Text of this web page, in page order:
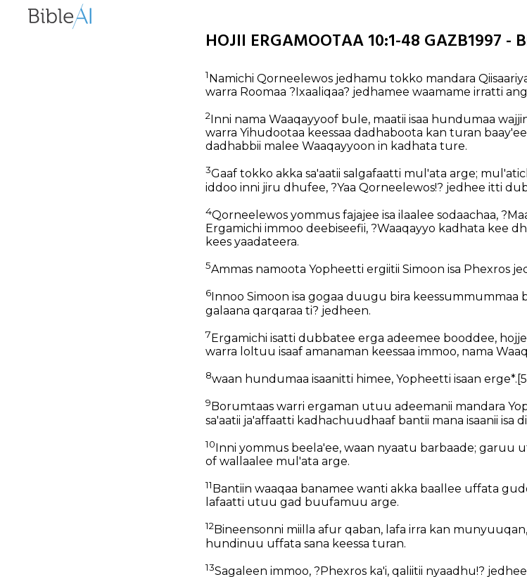
HOJII ERGAMOOTAA 10:1-48 GAZB1997 -
1Namichi Qorneelewos jedhamu tokko mandara
warra Roomaa ?Ixaaliqaa? jedhamee waamame irratti
2 Inni nama Waaqayyoof bule, maatii isaa hundumaa
warra Yihudootaa keessaa dadhaboota kan turan
dadhabbii malee Waaqayyoon in kadhata ture.
3Gaaf tokko akka sa'aatii salgafaatti mul'ata arge;
iddoo inni jiru dhufee, ?Yaa Qorneelewos!? jedhee itti
4Qorneelewos yommus fajajee isa ilaalee sodaachaa,
Ergamichi immoo deebiseefii, ?Waaqayyo kadhata kee
kees yaadateera.
5Ammas namoota Yopheetti ergiitii Simoon isa Phexros
6 Innoo Simoon isa gogaa duugu bira keessummummaa
galaana qarqaraa ti? jedheen.
7Ergamichi isatti dubbatee erga adeemee booddee,
warra loltuu isaaf amanaman keessaa immoo, nama
8waan hundumaa isaanitti himee, Yopheetti isaan erge*.
9 Borumtaas warri ergaman utuu adeemanii mandara
sa'aatii ja'affaatti kadhachuudhaaf bantii mana isaanii isa
10Inni yommus beela'ee, waan nyaatu barbaade; garuu
of wallaalee mul'ata arge.
11 Bantiin waaqaa banamee wanti akka baallee uffata
lafaatti utuu gad buufamuu arge.
12Bineensonni miilla afur qaban, lafa irra kan
hundinuu uffata sana keessa turan.
13Sagaleen immoo, ?Phexros ka'i, qaliitii nyaadhu!?